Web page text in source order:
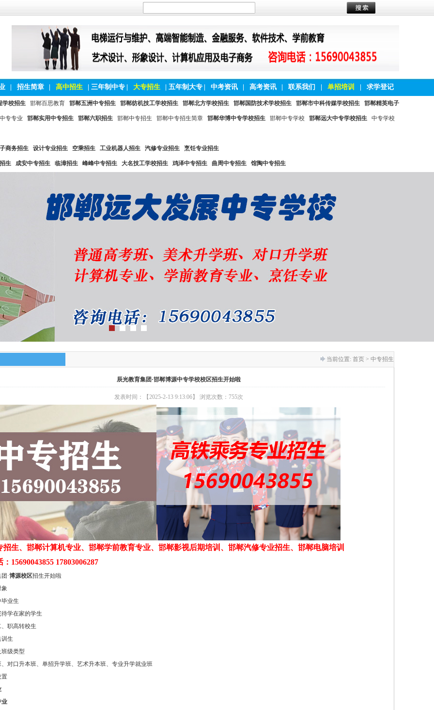
招生简章 高中招生 三年制中专 大专招生 五年制大专 中考资讯 高考资讯 联系我们 单招培训 求学登记
学校招生 邯郸百思教育 邯郸五洲中专招生 邯郸纺机技工学校招生 邯郸北方学校招生 邯郸国防技术学校招生 邯郸市中科传媒学校招生 邯郸精英电子
专专业 邯郸实用中专招生 邯郸六职招生 邯郸中专招生 邯郸中专招生简章 邯郸华博中专学校招生 邯郸中专学校 邯郸远大中专学校招生 中专学校
商务招生 设计专业招生 空乘招生 工业机器人招生 汽修专业招生 烹饪专业招生
生 成安中专招生 临漳招生 峰峰中专招生 大名技工学校招生 鸡泽中专招生 曲周中专招生 馆陶中专招生
当前位置: 首页 > 中专招生
辰光教育集团·邯郸博源中专学校校区招生开始啦
发表时间：【2025-2-13 9:13:06】 浏览次数：755次
招生、邯郸计算机专业、邯郸学前教育专业、邯郸影视后期培训、邯郸汽修专业招生、邯郸电脑培训
15690043855 17803006287
·博源校区招生开始啦
象
业生
学在家的学生
职高转校生
生
级类型
对口升本班、单招升学班、艺术升本班、专业升学就业班
置
业